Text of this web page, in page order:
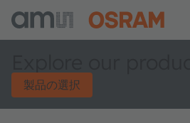
製品の選択